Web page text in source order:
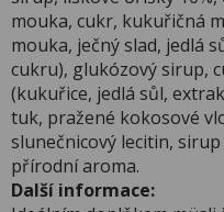
mouka, cukr, kukuřičná
mouka, ječný slad, jedlá
cukru), glukózový sirup,
(kukuřice, jedlá sůl,
tuk, pražené kokosové
slunečnicový lecitin,
přírodní aroma.
Další informace: